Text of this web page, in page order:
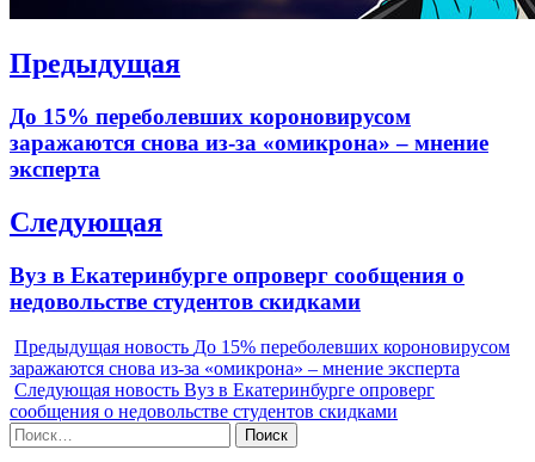
Навигация
записям
Предыдущая
Previous
post:
До 15% переболевших короновирусом
заражаются снова из-за «омикрона» – мнение
эксперта
Следующая
Next
post:
Вуз в Екатеринбурге опроверг сообщения о
недовольстве студентов скидками
Предыдущая новость До 15% переболевших короновирусом
заражаются снова из-за «омикрона» – мнение эксперта
Следующая новость Вуз в Екатеринбурге опроверг
сообщения о недовольстве студентов скидками
Найти: